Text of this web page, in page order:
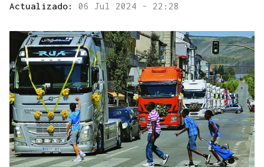
Actualizado: 06 Jul 2024 - 22:28